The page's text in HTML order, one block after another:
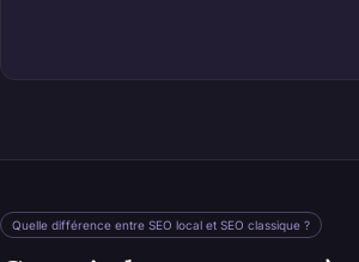
Quelle différence entre SEO local et SEO classique ?